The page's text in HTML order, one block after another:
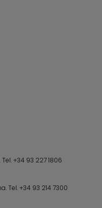
Tel.+34 93 227 1806
Tel.+34 93 214 7300